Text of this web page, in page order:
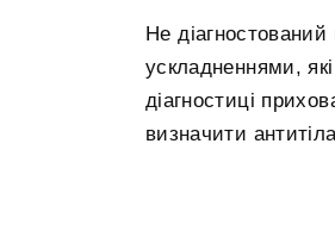
Не
ускладненнями,
діагностиці
визначити